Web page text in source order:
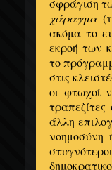
σφράγιση
χάραγμα
ακόμα το
εκροή των
το
στις
οι φτωχοί
άλλη
νοημοσύνη